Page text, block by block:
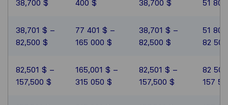
38,700 $
400 $
38,700 $
51
38,701 $ –
82,500 $
77 401 $ –
165 000 $
38,701 $ –
82,500 $
51
82
82,501 $ –
157,500 $
165,001 $ –
315 050 $
82,501 $ –
157,500 $
82
157